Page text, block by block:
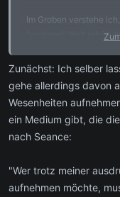
Im Groben verstehe
"anderen" Welt erhält.
mit Botschaften
auch immer besetzt
spricht. Oder auch
mehr der Hauptteil des
Zunächst: Ich selber
gehe allerdings davon
Wesenheiten
ein Medium gibt, die
nach Seance:
"Wer trotz meiner
aufnehmen möchte,